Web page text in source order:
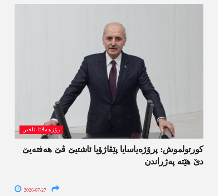
رۆژھەلاتا ناڤین
کورتولموش: پرۆژەیاسایا پێڤاژۆیا ئاشتیێ ڤێ ھەفتەیێ
دێ هێتە پەژراندن
2026-07-27